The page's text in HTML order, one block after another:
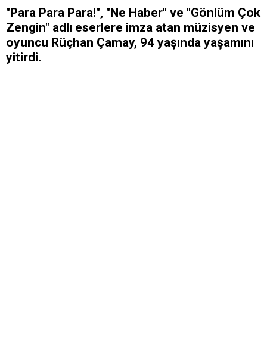
"Para Para Para!", "Ne Haber" ve "Gönlüm Çok
Zengin" adlı eserlere imza atan müzisyen ve
oyuncu Rüçhan Çamay, 94 yaşında yaşamını
yitirdi.